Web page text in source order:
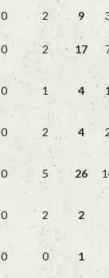
0 2 9
0 2 17
0 1 4
0 2 4
0 5 26
0 2 2
0 0 1